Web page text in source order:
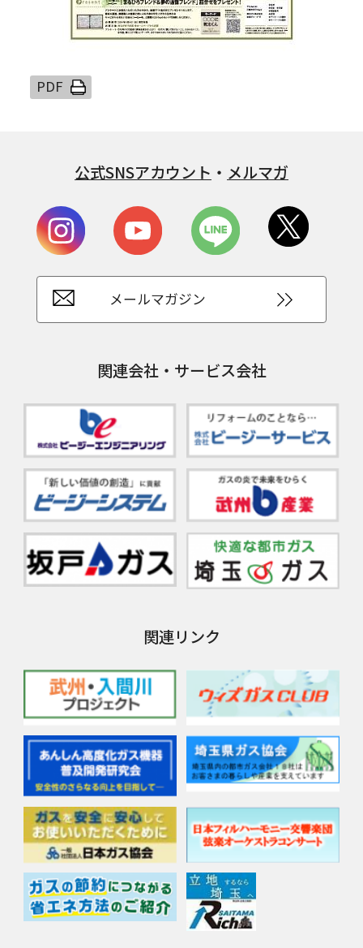
公式SNSアカウント ・ メルマガ
メールマガジン
関連会社・サービス会社
関連リンク